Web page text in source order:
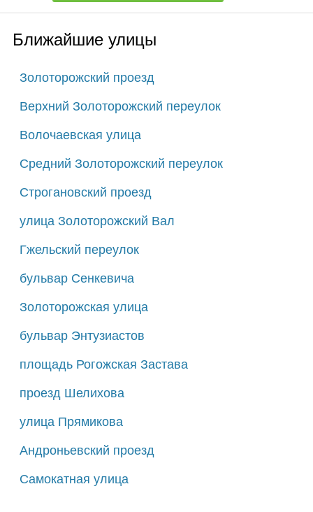
Ближайшие улицы
Золоторожский проезд
Верхний Золоторожский переулок
Волочаевская улица
Средний Золоторожский переулок
Строгановский проезд
улица Золоторожский Вал
Гжельский переулок
бульвар Сенкевича
Золоторожская улица
бульвар Энтузиастов
площадь Рогожская Застава
проезд Шелихова
улица Прямикова
Андроньевский проезд
Самокатная улица